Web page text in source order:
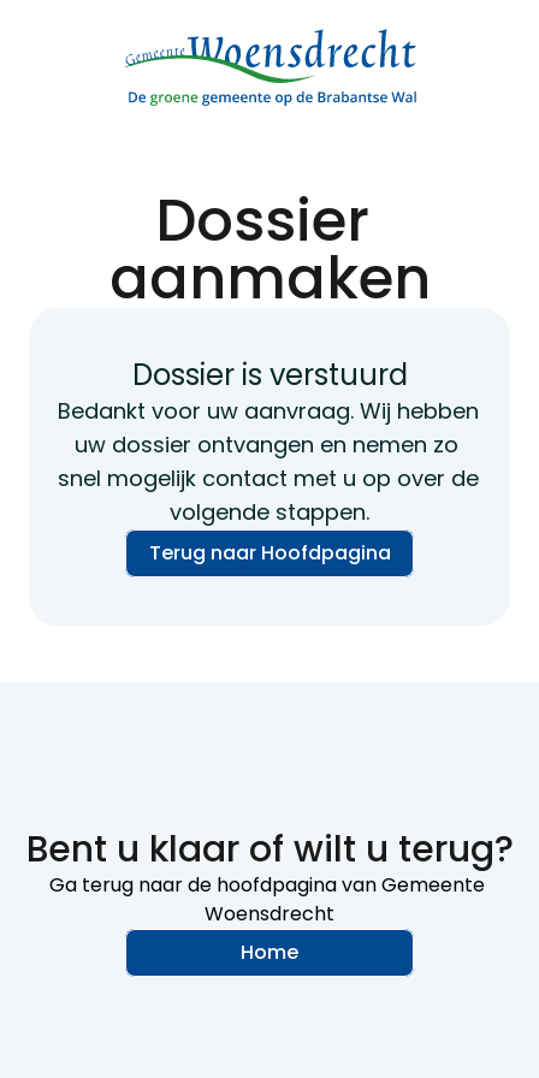
Dossier
aanmaken
Dossier is verstuurd
Bedankt voor uw aanvraag. Wij hebben
uw dossier ontvangen en nemen zo
snel mogelijk contact met u op over de
volgende stappen.
Terug naar Hoofdpagina
Bent u klaar of wilt u terug?
Ga terug naar de hoofdpagina van Gemeente
Woensdrecht
Home